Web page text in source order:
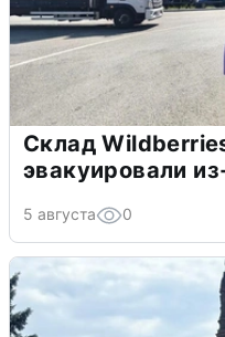
Склад
эвакуировали
5 августа 0